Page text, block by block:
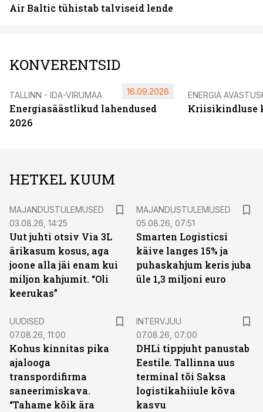
Air Baltic tühistab talviseid lende
KONVERENTSID
TALLINN - IDA-VIRUMAA
Energiasäästlikud lahendused
2026
16.09.2026 ENERGIA
Kriisikindluse
HETKEL KUUM
MAJANDUSTULEMUSED
03.08.26, 14:25
Uut juhti otsiv Via 3L
ärikasum kosus, aga
joone alla jäi enam kui
miljon kahjumit. “Oli
keerukas”
MAJANDUSTULEMUSED
05.08.26, 07:51
Smarten Logisticsi
käive langes 15% ja
puhaskahjum keris juba
üle 1,3 miljoni euro
UUDISED
07.08.26, 11:00
Kohus kinnitas pika
ajalooga
transpordifirma
saneerimiskava.
“Tahame kõik ära
INTERVJUU
07.08.26, 07:00
DHLi tippjuht panustab
Eestile. Tallinna uus
terminal tõi Saksa
logistikahiiule kõva
kasvu